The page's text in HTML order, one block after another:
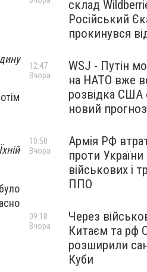
склад
Російський
прокинувся
WSJ - Путін
на НАТО вже
розвідка США
новий прогноз
12:47
Вчора
Армія РФ
проти
військових і
ППО
10:50
Вчора
Через
Китаєм та рф
розширили
Куби
09:18
Вчора